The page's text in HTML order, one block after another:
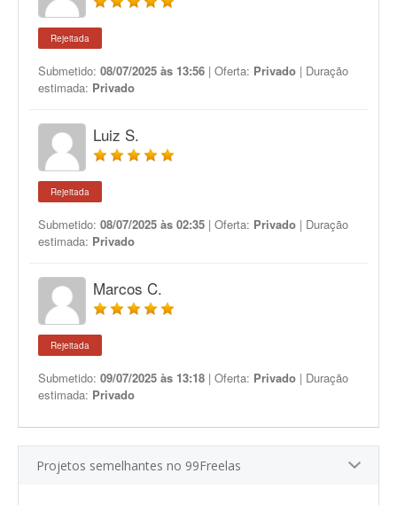
Rejeitada
Submetido: 08/07/2025 às 13:56 | Oferta: Privado | Duração
estimada: Privado
Luiz S.
Rejeitada
Submetido: 08/07/2025 às 02:35 | Oferta: Privado | Duração
estimada: Privado
Marcos C.
Rejeitada
Submetido: 09/07/2025 às 13:18 | Oferta: Privado | Duração
estimada: Privado
Projetos semelhantes no 99Freelas